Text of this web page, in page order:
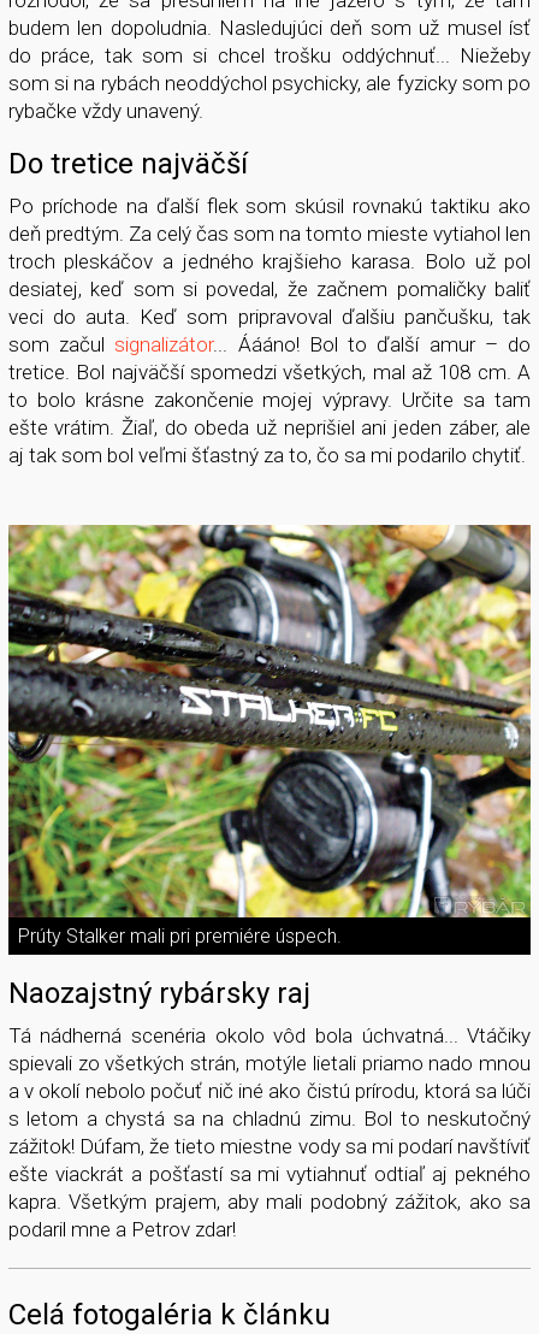
budem len dopoludnia. Nasledujúci deň som už musel ísť
do práce, tak som si chcel trošku oddýchnuť... Niežeby
som si na rybách neoddýchol psychicky, ale fyzicky som po
rybačke vždy unavený.
Do tretice najväčší
Po príchode na ďalší flek som skúsil rovnakú taktiku ako
deň predtým. Za celý čas som na tomto mieste vytiahol len
troch pleskáčov a jedného krajšieho karasa. Bolo už pol
desiatej, keď som si povedal, že začnem pomaličky baliť
veci do auta. Keď som pripravoval ďalšiu pančušku, tak
som začulsignalizátor... Áááno! Bol to ďalší amur – do
tretice. Bol najväčší spomedzi všetkých, mal až 108 cm. A
to bolo krásne zakončenie mojej výpravy. Určite sa tam
ešte vrátim. Žiaľ, do obeda už neprišiel ani jeden záber, ale
aj tak som bol veľmi šťastný za to, čo sa mi podarilo chytiť.
Prúty Stalker mali pri premiére úspech.
Naozajstný rybársky raj
Tá nádherná scenéria okolo vôd bola úchvatná... Vtáčiky
spievali zo všetkých strán, motýle lietali priamo nado mnou
a v okolí nebolo počuť nič iné ako čistú prírodu, ktorá sa lúči
s letom a chystá sa na chladnú zimu. Bol to neskutočný
zážitok! Dúfam, že tieto miestne vody sa mi podarí navštíviť
ešte viackrát a pošťastí sa mi vytiahnuť odtiaľ aj pekného
kapra. Všetkým prajem, aby mali podobný zážitok, ako sa
podaril mne a Petrov zdar!
Celá fotogaléria k článku